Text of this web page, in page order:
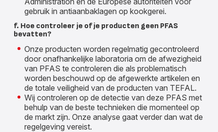
gebruik in antiaanbaklagen op kookgerei.
f. Hoe controleer je of je producten geen PFAS
bevatten?
Onze producten worden regelmatig gecontroleerd
door onafhankelijke laboratoria om de afwezigheid
van PFAS te controleren die als problematisch
worden beschouwd op de afgewerkte artikelen en
de totale veiligheid van de producten van TEFAL.
Wij controleren op de detectie van deze PFAS met
behulp van de beste technieken die momenteel op
de markt zijn. Onze analyse gaat verder dan wat de
regelgeving vereist.